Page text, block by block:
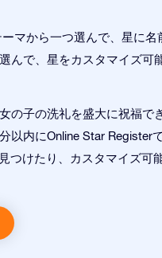
マから一つ選んで、星に名
んで、星をカスタマイズ可
の子の洗礼を盛大に祝福で
以内にOnline Star Register
つけたり、カスタマイズ可